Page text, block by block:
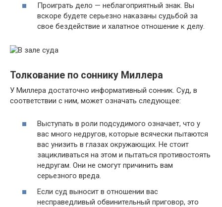
Проиграть дело — неблагоприятный знак. Вы
вскоре будете серьезно наказаны судьбой за
свое бездействие и халатное отношение к делу.
Толкование по соннику Миллера
У Миллера достаточно информативный сонник. Суд, в
соответствии с ним, может означать следующее:
Выступать в роли подсудимого означает, что у
вас много недругов, которые всячески пытаются
вас унизить в глазах окружающих. Не стоит
зацикливаться на этом и пытаться противостоять
недругам. Они не смогут причинить вам
серьезного вреда.
Если суд выносит в отношении вас
несправедливый обвинительный приговор, это